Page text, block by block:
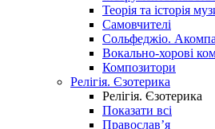
Теорія та історія
Самовчителі
Сольфеджіо.
Вокально-хорові
Композитори
Релігія. Єзотерика
Релігія. Єзотерика
Показати всі
Православ’я